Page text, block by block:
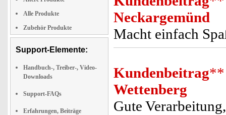
Alle Produkte
Zubehör Produkte
Support-Elemente:
Handbuch-, Treiber-, Video-
Downloads
Support-FAQs
Erfahrungen, Beiträge
Neckargemünd
Macht einfach
Kundenbeitrag**
Wettenberg
Gute